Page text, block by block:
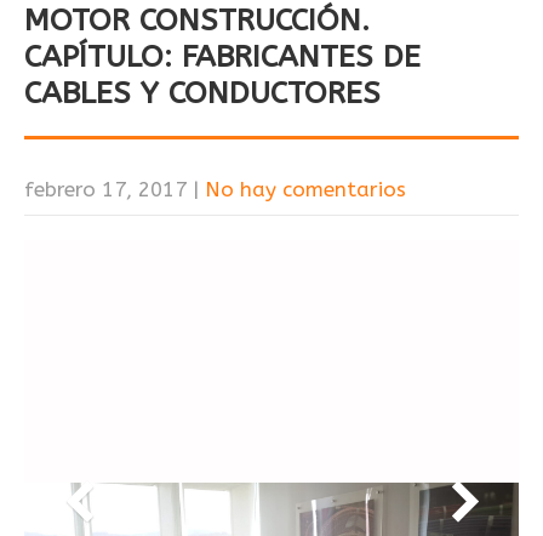
MOTOR CONSTRUCCIÓN.
CAPÍTULO: FABRICANTES DE
CABLES Y CONDUCTORES
febrero 17, 2017 | No hay comentarios